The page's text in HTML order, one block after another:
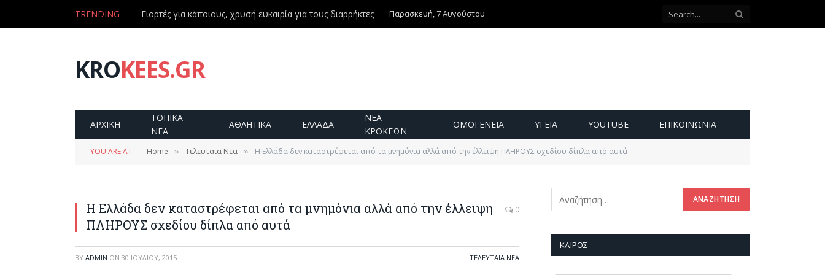
TRENDING Γιορτές για κάποιους, χρυσή ευκαιρία για τους διαρρήκτες Παρασκευή, 7 Αυγούστου
KROKEES.GR
ΑΡΧΙΚΗ
ΤΟΠΙΚΑ
ΝΕΑ
ΑΘΛΗΤΙΚΑ ΕΛΛΑΔΑ
ΝΕΑ
ΚΡΟΚΕΩΝ
ΟΜΟΓΕΝΕΙΑ ΥΓΕΙΑ YOUTUBE ΕΠΙΚΟΙΝΩΝΊΑ
YOU ARE AT: Home » Τελευταια Νεα » Η Ελλάδα δεν καταστρέφεται από τα μνημόνια αλλά από την έλλειψη ΠΛΗΡΟΥΣ σχεδίου δίπλα από αυτά
Η Ελλάδα δεν καταστρέφεται από τα μνημόνια αλλά από την έλλειψη
ΠΛΗΡΟΥΣ σχεδίου δίπλα από αυτά
0
BY ADMIN ON 30 ΙΟΥΛΊΟΥ, 2015 ΤΕΛΕΥΤΑΙΑ ΝΕΑ
ΚΑΙΡΌΣ